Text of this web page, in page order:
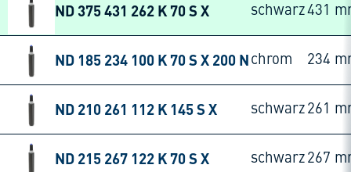
ND 375 431 262 K 70 S X schwarz431
ND 185 234 100 K 70 S X 200 N chrom 234
ND 210 261 112 K 145 S X schwarz 261
ND 215 267 122 K 70 S X schwarz 267